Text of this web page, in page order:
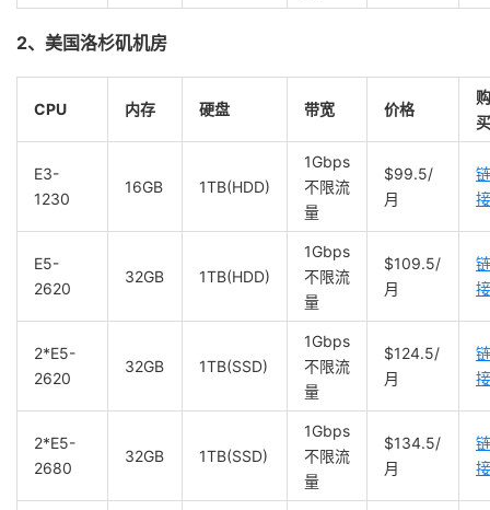
2、美国洛杉矶机房
CPU 内存 硬盘 带宽 价格
购
买
E3-
1230
16GB 1TB(HDD)
1Gbps
不限流
量
$99.5/
月
链
接
E5-
2620
32GB 1TB(HDD)
1Gbps
不限流
量
$109.5/
月
链
接
2*E5-
2620
32GB 1TB(SSD)
1Gbps
不限流
量
$124.5/
月
链
接
2*E5-
2680
32GB 1TB(SSD)
1Gbps
不限流
量
$134.5/
月
链
接